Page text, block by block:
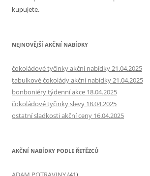
kupujete.
NEJNOVĚJŠÍ AKČNÍ NABÍDKY
čokoládové tyčinky akční nabídky 21.04.2025
tabulkové čokolády akční nabídky 21.04.2025
bonboniéry týdenní akce 18.04.2025
čokoládové tyčinky slevy 18.04.2025
ostatní sladkosti akční ceny 16.04.2025
AKČNÍ NABÍDKY PODLE ŘETĚZCŮ